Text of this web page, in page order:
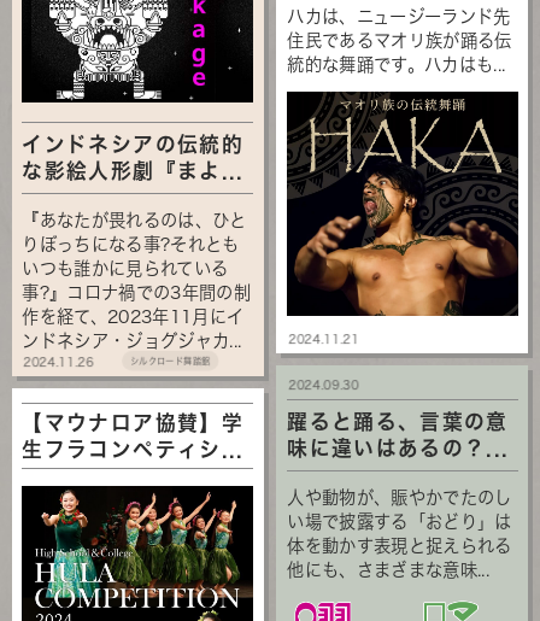
インドネシアの伝統的
な影絵人形劇『まよ...
『あなたが畏れるのは、ひと
りぼっちになる事?それとも
いつも誰かに見られている
事?』コロナ禍での3年間の制
作を経て、2023年11月にイ
ンドネシア・ジョグジャカ...
2024.11.26 シルクロード舞踏館
ハカは、ニュージーランド先
住民であるマオリ族が踊る伝
統的な舞踊です。ハカはも...
2024.11.21
【マウナロア協賛】学
生フラコンペティシ...
躍ると踊る、言葉の意
味に違いはあるの？...
人や動物が、賑やかでたのし
い場で披露する「おどり」は
体を動かす表現と捉えられる
他にも、さまざまな意味...
2024.09.30